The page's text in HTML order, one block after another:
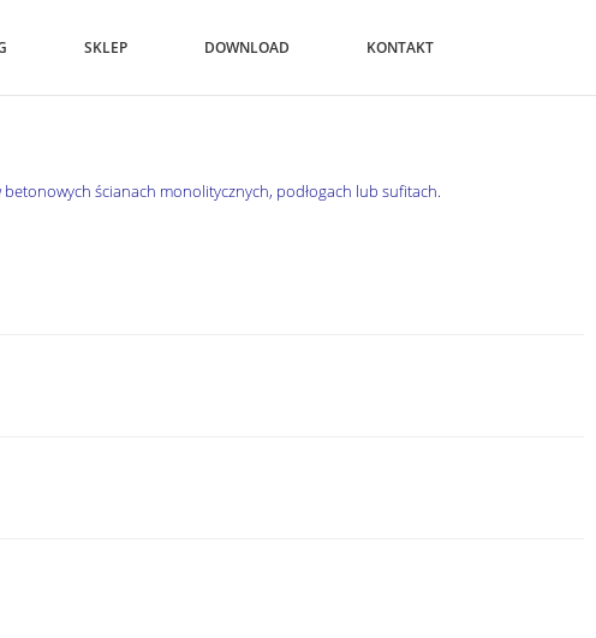
SKLEP DOWNLOAD KONTAKT
ścianach monolitycznych, podłogach lub sufitach.